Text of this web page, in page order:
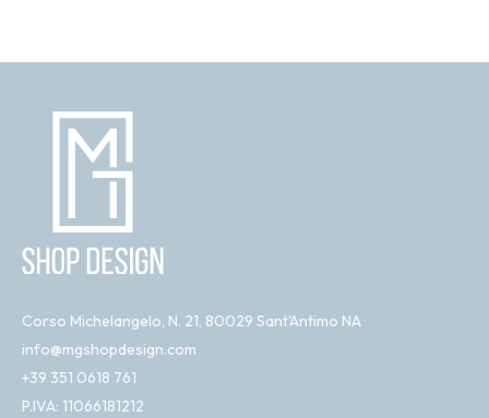
Corso Michelangelo, N. 21, 80029 Sant'Antimo NA
info@mgshopdesign.com
+39 351 0618 761
P.IVA: 11066181212